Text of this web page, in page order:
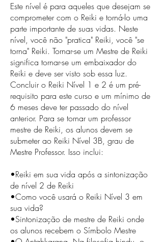
Este nível é para aqueles que desejam se
comprometer com o Reiki e torná-lo uma
parte importante de suas vidas. Neste
nível, você não "pratica" Reiki, você "se
torna" Reiki. Tornar-se um Mestre de Reiki
significa tornar-se um embaixador do
Reiki e deve ser visto sob essa luz.
Concluir o Reiki Nível 1 e 2 é um pré-
requisito para este curso e um mínimo de
6 meses deve ter passado do nível
anterior. Para se tornar um professor
mestre de Reiki, os alunos devem se
submeter ao Reiki Nível 3B, grau de
Mestre Professor. Isso inclui:
•Reiki em sua vida após a sintonização
de nível 2 de Reiki
•Como você usará o Reiki Nível 3 em
sua vida?
•Sintonização de mestre de Reiki onde
os alunos recebem o Símbolo Mestre